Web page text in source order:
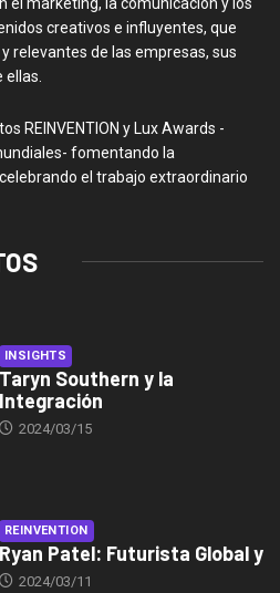
creativos e influyentes, que
relevantes de las empresas, sus
REINVENTION y Lux Awards -
fomentando la
el trabajo extraordinario
INSIGHTS
Taryn Southern y la
Integración
2024/03/15
REINVENTION
Ryan Patel: Futurista Global y
2024/03/11